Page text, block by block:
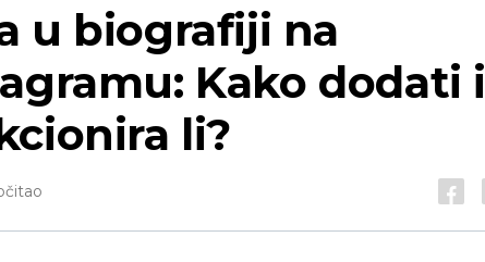
u biografiji na
Kako dodati i
li?